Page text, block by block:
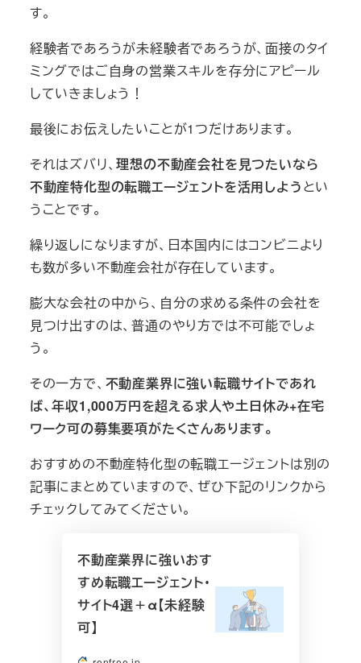
す。
経験者であろうが未経験者であろうが、面接のタイ
ミングではご自身の営業スキルを存分にアピール
していきましょう！
最後にお伝えしたいことが1つだけあります。
それはズバリ、理想の不動産会社を見つたいなら
不動産特化型の転職エージェントを活用しようとい
うことです。
繰り返しになりますが、日本国内にはコンビニより
も数が多い不動産会社が存在しています。
膨大な会社の中から、自分の求める条件の会社を
見つけ出すのは、普通のやり方では不可能でしょ
う。
その一方で、 不動産業界に強い転職サイトであれ
ば、年収1,000万円を超える求人や土日休み+在宅
ワーク可の募集要項がたくさんあります。
おすすめの不動産特化型の転職エージェントは別の
記事にまとめていますので、ぜひ下記のリンクから
チェックしてみてください。
不動産業界に強いおす
すめ転職エージェント・
サイト4選＋α【未経験
可】